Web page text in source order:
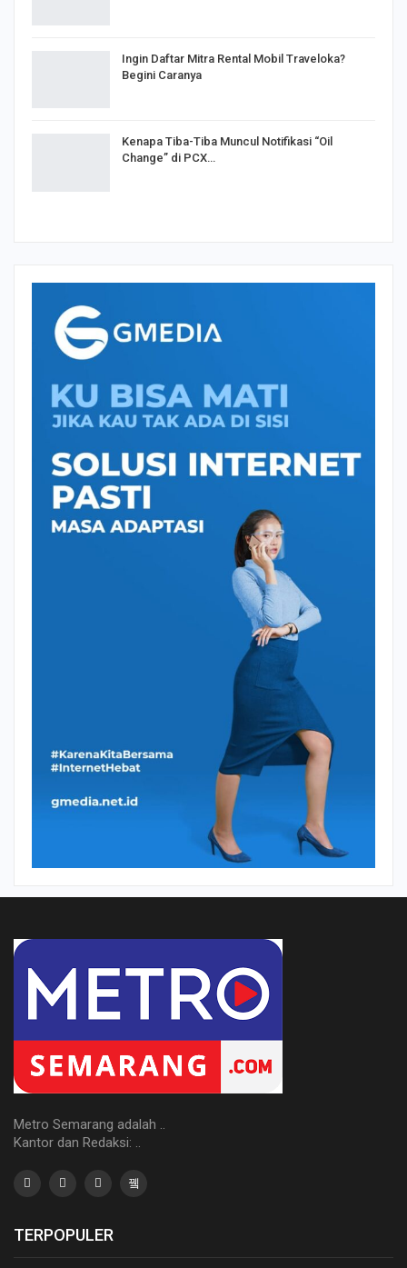
Ingin Daftar Mitra Rental Mobil Traveloka?
Begini Caranya
Kenapa Tiba-Tiba Muncul Notifikasi “Oil
Change” di PCX…
Metro Semarang adalah ..
Kantor dan Redaksi: ..
TERPOPULER